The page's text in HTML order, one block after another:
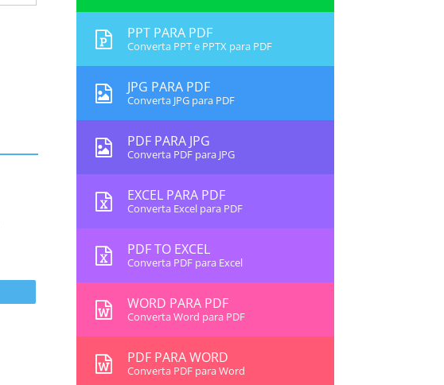
PPT PARA PDF
Converta PPT e PPTX para PDF
JPG PARA PDF
Converta JPG para PDF
PDF PARA JPG
Converta PDF para JPG
EXCEL PARA PDF
Converta Excel para PDF
PDF TO EXCEL
Converta PDF para Excel
WORD PARA PDF
Converta Word para PDF
PDF PARA WORD
Converta PDF para Word